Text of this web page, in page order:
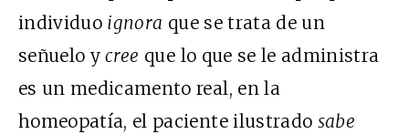
individuo ignora que se trata de un
señuelo ycree que lo que se le administra
es un medicamento real, en la
homeopatía, el paciente ilustrado sabe